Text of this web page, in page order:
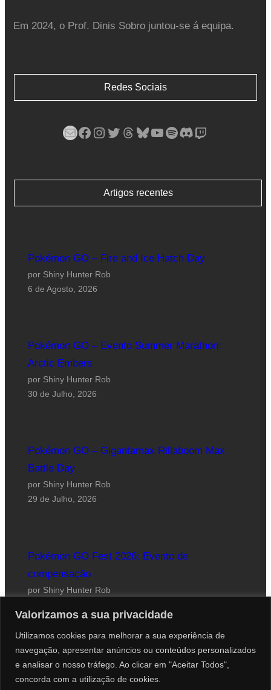
Valorizamos a sua privacidade
Utilizamos cookies para melhorar a sua experiência de
navegação, apresentar anúncios ou conteúdos personalizados
e analisar o nosso tráfego. Ao clicar em "Aceitar Todos",
concorda com a utilização de cookies.
Em 2024, o Prof. Dinis Sobro juntou-se á equipa.
Redes Sociais
Mail Facebook Instagram Twitter Threads Bluesky YouTube Spotify Discord Twitch
Artigos recentes
Pokémon GO – Fire and Ice Hatch Day
por Shiny Hunter Rob
6 de Agosto, 2026
Pokémon GO – Evento Summer Marathon:
Arctic Embers
por Shiny Hunter Rob
30 de Julho, 2026
Pokémon GO – Gigantamax Rillaboom Max
Battle Day
por Shiny Hunter Rob
29 de Julho, 2026
Pokémon GO Fest 2026: Evento de
compensação
por Shiny Hunter Rob
Website desenhado por Roberto Coutinho